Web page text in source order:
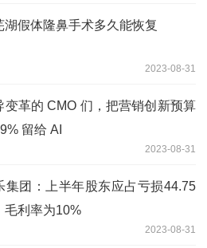
湖假体隆鼻手术多久能恢复
2023-08-31
变革的 CMO 们，把营销创新预算
留给 AI
2023-08-31
集团：上半年股东应占亏损44.75
毛利率为10%
2023-08-31